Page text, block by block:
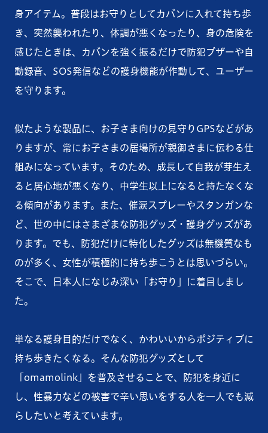
身アイテム。普段はお守りとしてカバンに入れて持ち歩
き、突然襲われたり、体調が悪くなったり、身の危険を
感じたときは、カバンを強く振るだけで防犯ブザーや自
動録音、SOS発信などの護身機能が作動して、ユーザー
を守ります。
似たような製品に、お子さま向けの見守りGPSなどがあ
りますが、常にお⼦さまの居場所が親御さまに伝わる仕
組みになっています。そのため、成長して自我が芽生え
ると居心地が悪くなり、中学⽣以上になると持たなくな
る傾向があります。また、催涙スプレーやスタンガンな
ど、世の中にはさまざまな防犯グッズ・護身グッズがあ
ります。でも、防犯だけに特化したグッズは無機質なも
のが多く、女性が積極的に持ち歩こうとは思いづらい。
そこで、日本人になじみ深い「お守り」に着目しまし
た。
単なる護身目的だけでなく、かわいいからポジティブに
持ち歩きたくなる。そんな防犯グッズとして
「omamolink」を普及させることで、防犯を身近に
し、性暴力などの被害で辛い思いをする人を一人でも減
らしたいと考えています。